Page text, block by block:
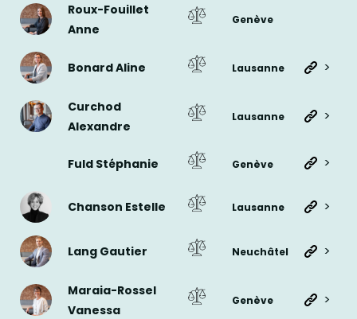
Roux-Fouillet
Anne
Genève
Bonard Aline Lausanne >
Curchod
Alexandre
Lausanne >
Fuld Stéphanie Genève >
Chanson Estelle Lausanne >
Lang Gautier Neuchâtel >
Maraia-Rossel
Vanessa
Genève >